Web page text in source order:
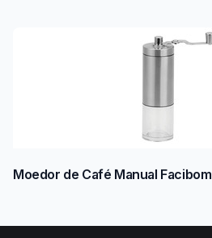
Moedor de Café Manual Facibom